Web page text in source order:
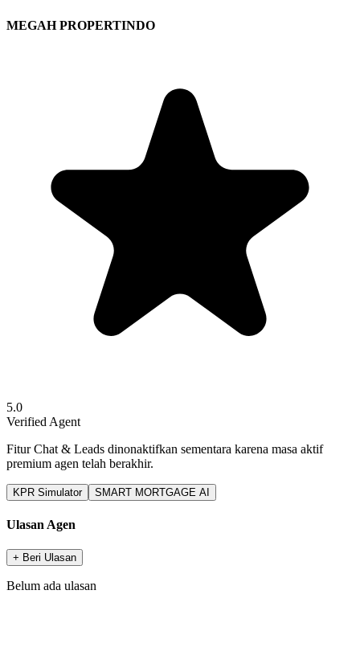
MEGAH PROPERTINDO
5.0
Verified Agent
Fitur Chat & Leads dinonaktifkan sementara karena masa aktif
premium agen telah berakhir.
KPR Simulator SMART MORTGAGE AI
Ulasan Agen
+ Beri Ulasan
Belum ada ulasan